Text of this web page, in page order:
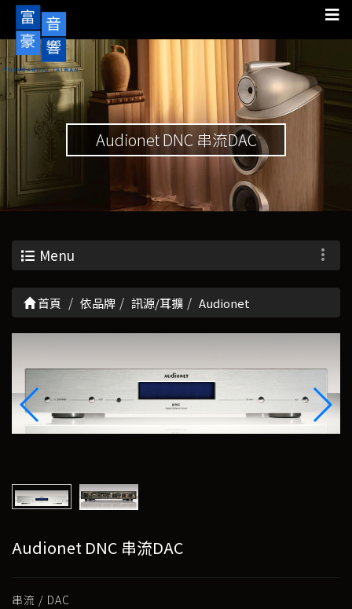
Audionet DNC 串流DAC
Menu
首頁 依品牌 訊源/耳擴 Audionet
Audionet DNC 串流DAC
串流 / DAC